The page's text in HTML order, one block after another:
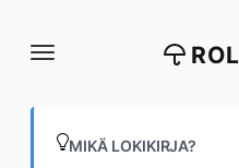
suoraan
MIKÄ LOKIKIRJA?